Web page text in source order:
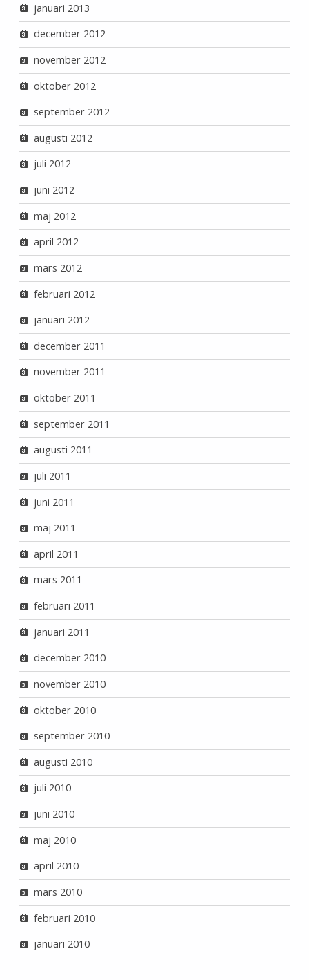
januari 2013
december 2012
november 2012
oktober 2012
september 2012
augusti 2012
juli 2012
juni 2012
maj 2012
april 2012
mars 2012
februari 2012
januari 2012
december 2011
november 2011
oktober 2011
september 2011
augusti 2011
juli 2011
juni 2011
maj 2011
april 2011
mars 2011
februari 2011
januari 2011
december 2010
november 2010
oktober 2010
september 2010
augusti 2010
juli 2010
juni 2010
maj 2010
april 2010
mars 2010
februari 2010
januari 2010